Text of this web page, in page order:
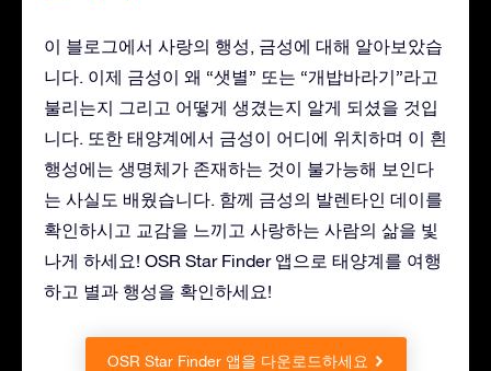
이 블로그에서 사랑의 행성, 금성에 대해 알아보았습
니다. 이제 금성이 왜 “샛별” 또는 “개밥바라기”라고
불리는지 그리고 어떻게 생겼는지 알게 되셨을 것입
니다. 또한 태양계에서 금성이 어디에 위치하며 이 흰
행성에는 생명체가 존재하는 것이 불가능해 보인다
는 사실도 배웠습니다. 함께 금성의 발렌타인 데이를
확인하시고 교감을 느끼고 사랑하는 사람의 삶을 빛
나게 하세요! OSR Star Finder 앱으로 태양계를 여행
하고 별과 행성을 확인하세요!
OSR Star Finder 앱을 다운로드하세요